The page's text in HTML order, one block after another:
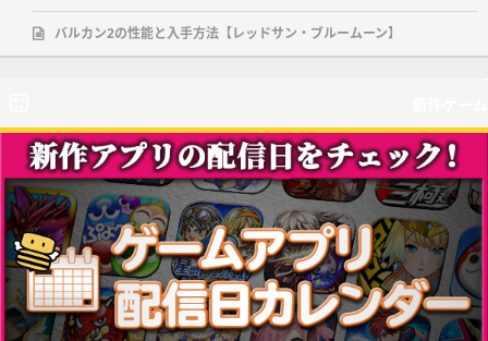
バルカン2の性能と入手方法【レッドサン・ブルームーン】